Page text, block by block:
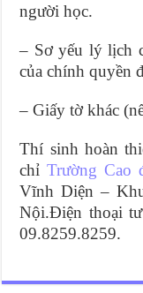
người học.
– Sơ yếu lý lịch
của chính quyền
– Giấy tờ khác
Thí sinh hoàn
chỉTrường Cao
Vĩnh Diện –
Nội.Điện thoại
09.8259.8259.